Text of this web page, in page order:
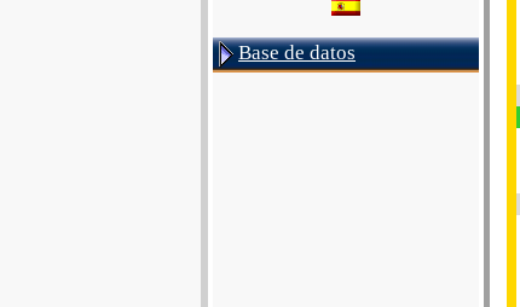
Base de datos